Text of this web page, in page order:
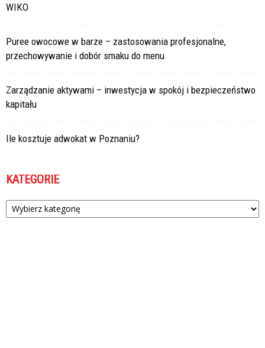
WIKO
Puree owocowe w barze – zastosowania profesjonalne,
przechowywanie i dobór smaku do menu
Zarządzanie aktywami – inwestycja w spokój i bezpieczeństwo
kapitału
Ile kosztuje adwokat w Poznaniu?
KATEGORIE
Kategorie